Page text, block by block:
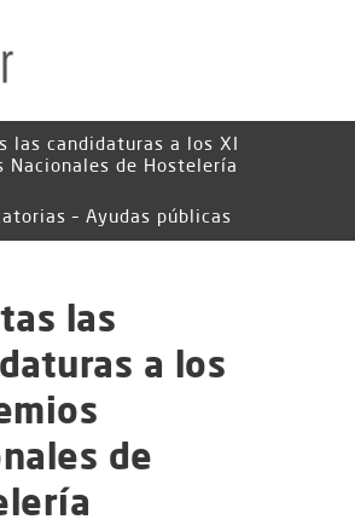
las candidaturas a los XI
Nacionales de Hostelería
– Ayudas públicas
las
a los
de